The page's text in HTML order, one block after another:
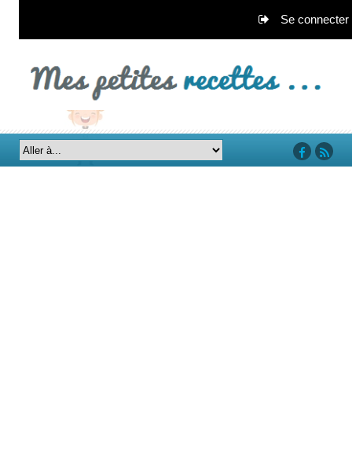
Se connecter